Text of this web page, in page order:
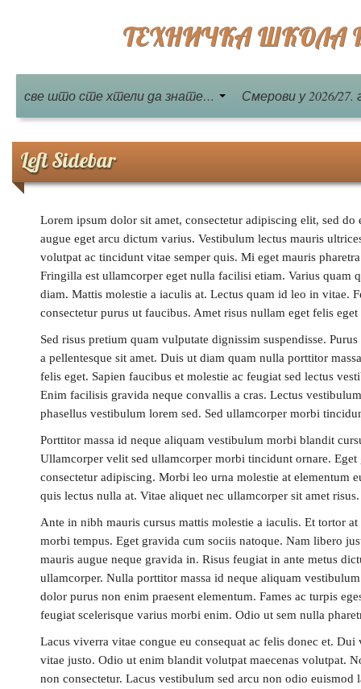
ТЕХНИЧКА ШКОЛА
све што сте хтели да знате… Смерови у 2026/27.
Left Sidebar
Lorem ipsum dolor sit amet, consectetur adipiscing elit, sed
augue eget arcu dictum varius. Vestibulum lectus mauris
volutpat ac tincidunt vitae semper quis. Mi eget mauris
Fringilla est ullamcorper eget nulla facilisi etiam. Varius quam
diam. Mattis molestie a iaculis at. Lectus quam id leo in vitae.
consectetur purus ut faucibus. Amet risus nullam eget felis
Sed risus pretium quam vulputate dignissim suspendisse.
a pellentesque sit amet. Duis ut diam quam nulla porttitor
felis eget. Sapien faucibus et molestie ac feugiat sed lectus
Enim facilisis gravida neque convallis a cras. Lectus
phasellus vestibulum lorem sed. Sed ullamcorper morbi
Porttitor massa id neque aliquam vestibulum morbi blandit
Ullamcorper velit sed ullamcorper morbi tincidunt ornare.
consectetur adipiscing. Morbi leo urna molestie at elementum
quis lectus nulla at. Vitae aliquet nec ullamcorper sit amet
Ante in nibh mauris cursus mattis molestie a iaculis. Et tortor
morbi tempus. Eget gravida cum sociis natoque. Nam libero
mauris augue neque gravida in. Risus feugiat in ante metus
ullamcorper. Nulla porttitor massa id neque aliquam
dolor purus non enim praesent elementum. Fames ac turpis
feugiat scelerisque varius morbi enim. Odio ut sem nulla
Lacus viverra vitae congue eu consequat ac felis donec et.
vitae justo. Odio ut enim blandit volutpat maecenas volutpat.
non consectetur. Lacus vestibulum sed arcu non odio